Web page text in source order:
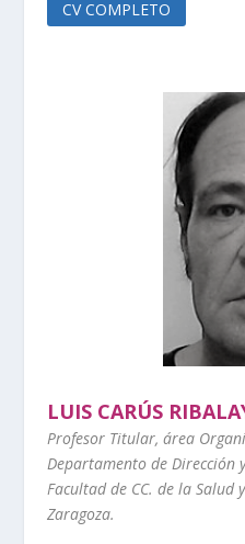
CV COMPLETO
LUIS CARÚS
Profesor Titular, área
Departamento de Dirección
Facultad de CC. de la Salud
Zaragoza.